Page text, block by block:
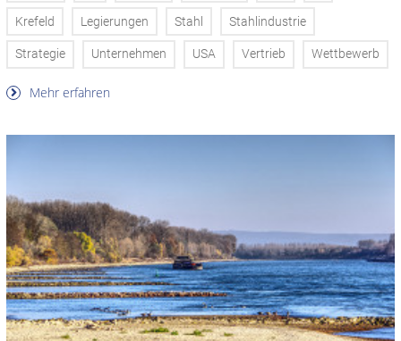
Krefeld Legierungen Stahl Stahlindustrie
Strategie Unternehmen USA Vertrieb Wettbewerb
Mehr erfahren